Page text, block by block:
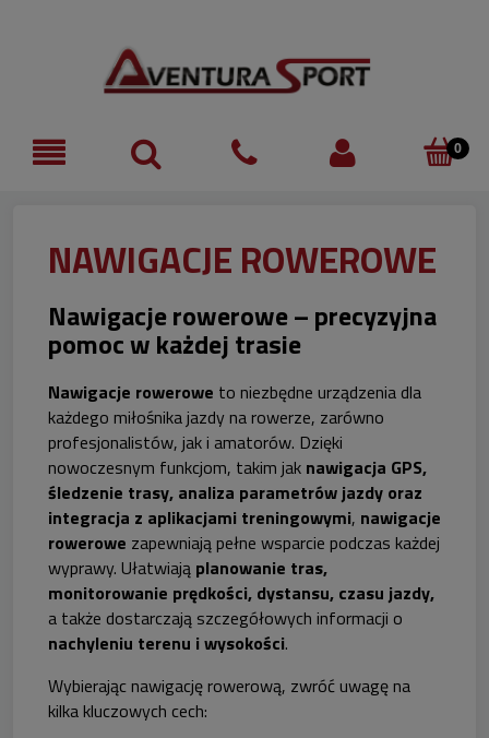
NAWIGACJE ROWEROWE
Nawigacje rowerowe – precyzyjna
pomoc w każdej trasie
Nawigacje rowerowe to niezbędne urządzenia dla
każdego miłośnika jazdy na rowerze, zarówno
profesjonalistów, jak i amatorów. Dzięki
nowoczesnym funkcjom, takim jak nawigacja GPS,
śledzenie trasy, analiza parametrów jazdy oraz
integracja z aplikacjami treningowymi, nawigacje
rowerowe zapewniają pełne wsparcie podczas każdej
wyprawy. Ułatwiają planowanie tras,
monitorowanie prędkości, dystansu, czasu jazdy,
a także dostarczają szczegółowych informacji o
nachyleniu terenu i wysokości.
Wybierając nawigację rowerową, zwróć uwagę na
kilka kluczowych cech: